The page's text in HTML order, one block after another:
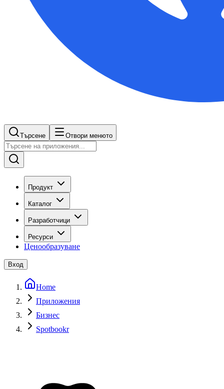
Търсене Отвори менюто
Продукт
Каталог
Разработчици
Ресурси
Ценообразуване
Вход
Home
Приложения
Бизнес
Spotbookr